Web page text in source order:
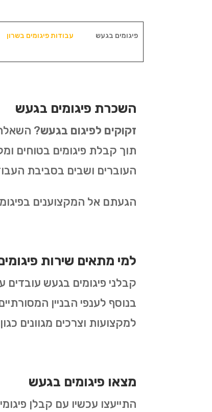
עבודות פיגומים בשרון פיגומים בגעש
השכרת פיגומים בגעש
זקוקים לפיגום בגעש? השאלה
תוך קבלת פיגומים בטוחים
העוברים ושבים בסביבת
הגעתם אל המקצוענים
למי מתאים שירות
קבלני פיגומים בגעש עובדים
בנוסף לענפי הבניין
למקצועות וצרכים מגוונים
מצאו פיגומים בגעש
התייעצו עכשיו עם קבלן